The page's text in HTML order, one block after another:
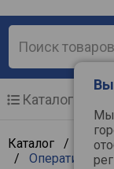
Мы
Каталог
Каталог /
/ Оперативная